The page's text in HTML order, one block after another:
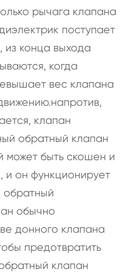
рычага клапана
поступает
из конца выхода
когда
вес клапана
клапан
обратный клапан
может быть скошен и
и он функционирует
обратный
обычно
донного клапана
предотвратить
клапан